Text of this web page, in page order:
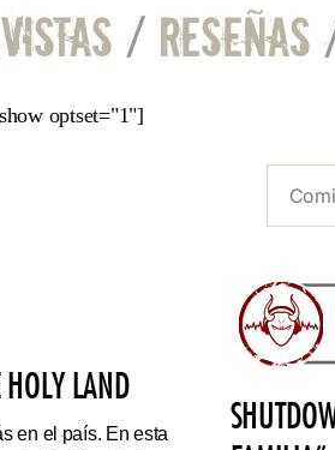
/ RESEÑAS
optset="1"]
HOLY LAND
en el país. En esta